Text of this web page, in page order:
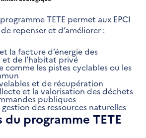
TETE permet aux EPCI
repenser et d’améliorer :
la facture d’énergie des
de l’habitat privé
les pistes cyclables ou les
et de récupération
et la valorisation des déchets
publiques
des ressources naturelles
du programme TETE